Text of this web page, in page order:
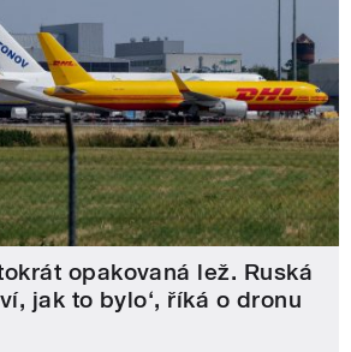
opakovaná lež. Ruská
jak to bylo‘, říká o dronu